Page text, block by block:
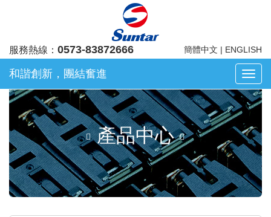
簡體中文 | ENGLISH
服務熱線： 0573-83872666
浙
江
凡
電
子
股
份
有
公
和諧創新，團結奮進
產品中心